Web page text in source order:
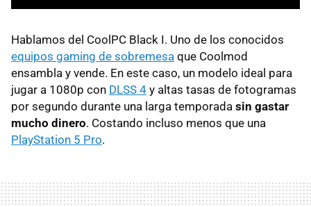
Hablamos del CoolPC Black I. Uno de los conocidos
equipos gaming de sobremesa que Coolmod
ensambla y vende. En este caso, un modelo ideal para
jugar a 1080p con DLSS 4 y altas tasas de fotogramas
por segundo durante una larga temporada sin gastar
mucho dinero. Costando incluso menos que una
PlayStation 5 Pro.